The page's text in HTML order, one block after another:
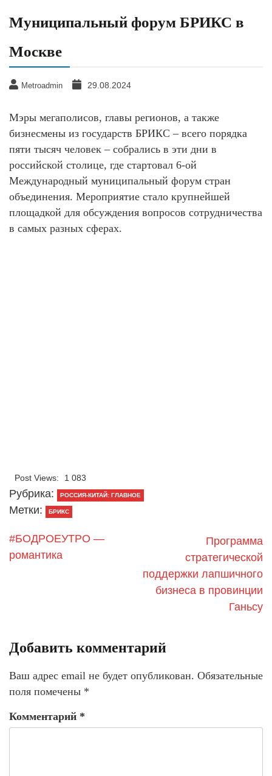
Муниципальный форум БРИКС в
Москве
Metroadmin 29.08.2024
Мэры мегаполисов, главы регионов, а также
бизнесмены из государств БРИКС – всего порядка
пяти тысяч человек – собрались в эти дни в
российской столице, где стартовал 6-ой
Международный муниципальный форум стран
объединения. Мероприятие стало крупнейшей
площадкой для обсуждения вопросов сотрудничества
в самых разных сферах.
Post Views: 1 083
Рубрика: РОССИЯ-КИТАЙ: ГЛАВНОЕ
Метки: БРИКС
#БОДРОЕУТРО —
романтика
Программа
стратегической
поддержки лапшичного
бизнеса в провинции
Ганьсу
Добавить комментарий
Ваш адрес email не будет опубликован. Обязательные
поля помечены *
Комментарий *